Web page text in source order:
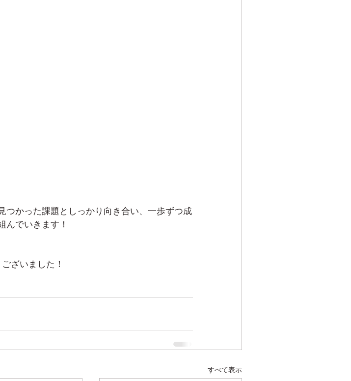
つかった課題としっかり向き合い、一歩ずつ成
んでいきます！
ざいました！
すべて表示